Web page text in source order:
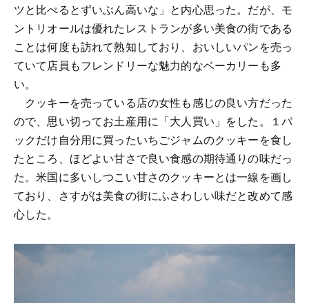
ツと比べるとずいぶん高いな」と内心思った。だが、モ
ントリオールは優れたレストランが多い美食の街である
ことは何度も訪れて熟知しており、おいしいパンを売っ
ていて店員もフレンドリーな魅力的なベーカリーも多
い。
クッキーを売っている店の女性も感じの良い方だった
ので、思い切ってお土産用に「大人買い」をした。１パ
ックだけ自分用に買ったいちごジャムのクッキーを食し
たところ、ほどよい甘さで良い食感の期待通りの味だっ
た。米国に多いしつこい甘さのクッキーとは一線を画し
ており、さすがは美食の街にふさわしい味だと改めて感
心した。